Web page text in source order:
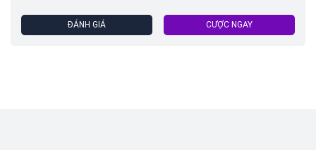
ĐÁNH GIÁ CƯỢC NGAY